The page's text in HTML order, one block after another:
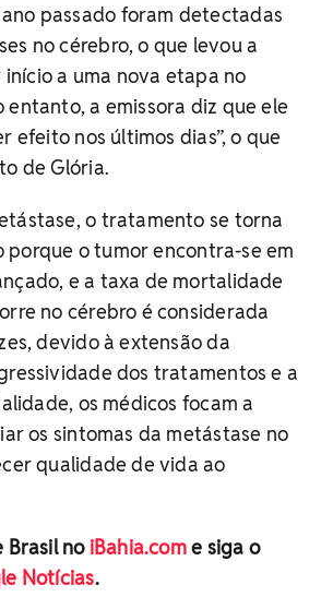
passado foram detectadas
no cérebro, o que levou a
a uma nova etapa no
a emissora diz que ele
efeito nos últimos dias”, o que
de Glória.
o tratamento se torna
porque o tumor encontra-se em
e a taxa de mortalidade
no cérebro é considerada
devido à extensão da
dos tratamentos e a
os médicos focam a
os sintomas da metástase no
qualidade de vida ao
Brasil no iBahia.come siga o
Notícias.